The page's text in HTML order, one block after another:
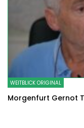
WEITBLICK ORIGINAL
Morgenfurt Gernot